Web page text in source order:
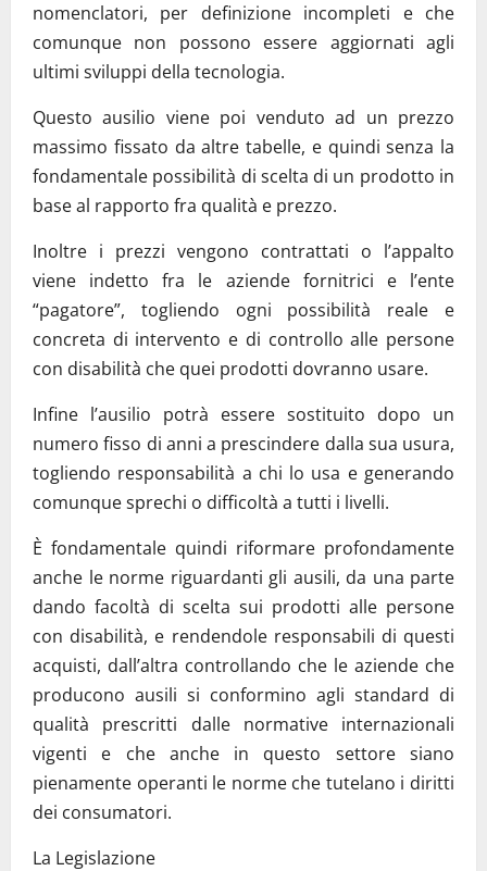
nomenclatori, per definizione incompleti e che
comunque non possono essere aggiornati agli
ultimi sviluppi della tecnologia.
Questo ausilio viene poi venduto ad un prezzo
massimo fissato da altre tabelle, e quindi senza la
fondamentale possibilità di scelta di un prodotto in
base al rapporto fra qualità e prezzo.
Inoltre i prezzi vengono contrattati o l’appalto
viene indetto fra le aziende fornitrici e l’ente
“pagatore”, togliendo ogni possibilità reale e
concreta di intervento e di controllo alle persone
con disabilità che quei prodotti dovranno usare.
Infine l’ausilio potrà essere sostituito dopo un
numero fisso di anni a prescindere dalla sua usura,
togliendo responsabilità a chi lo usa e generando
comunque sprechi o difficoltà a tutti i livelli.
È fondamentale quindi riformare profondamente
anche le norme riguardanti gli ausili, da una parte
dando facoltà di scelta sui prodotti alle persone
con disabilità, e rendendole responsabili di questi
acquisti, dall’altra controllando che le aziende che
producono ausili si conformino agli standard di
qualità prescritti dalle normative internazionali
vigenti e che anche in questo settore siano
pienamente operanti le norme che tutelano i diritti
dei consumatori.
La Legislazione